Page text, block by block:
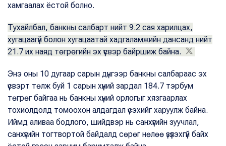
хамгаалах ёстой болно.
Тухайлбал, банкны салбарт нийт 9.2 сая харилцах,
хугацаагүй болон хугацаатай хадгаламжийн дансанд нийт
21.7 их наяд төгрөгийн эх үүсвэр байршиж байна.
Энэ оны 10 дугаар сарын дүнгээр банкны салбараас эх
үүсвэрт төлж буй 1 сарын хүүний зардал 184.7 тэрбум
төгрөг байгаа нь банкны хүүний орлогыг хязгаарлах
тохиолдолд томоохон алдагдал үүсэхийг харуулж байна.
Иймд аливаа бодлого, шийдвэр нь санхүүгийн зуучлал,
санхүүгийн тогтвортой байдалд сөрөг нөлөө үзүүлэхгүй байх